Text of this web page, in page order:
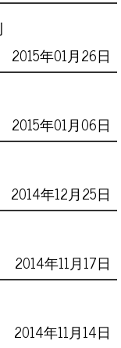
2015年01月26日
2015年01月06日
2014年12月25日
2014年11月17日
2014年11月14日